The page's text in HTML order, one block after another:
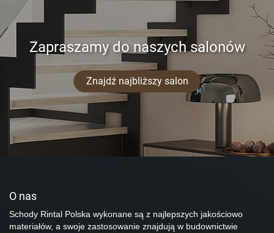
Zapraszamy do naszych salonów
Znajdź najbliższy salon
O nas
Schody Rintal Polska wykonane są z najlepszych jakościowo
materiałów, a swoje zastosowanie znajdują w budownictwie